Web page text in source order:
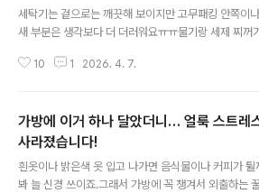
세탁기는 겉으로는 깨끗해 보이지만 고무패킹 안쪽이
새 부분은 생각보다 더 더러워요ㅠㅠ물기랑 세제 찌꺼
패킹 전용 청소젤을 써보게 됐어요. 직접 써보면서 느낀
당히 있어서 바르는 동안 흘러내림이 확실히 덜해요. 그
서 오염 부위에 오래 밀착되고, 청소 효과도 올라가는 느
이에요. 둘째는 손이 안 닿는 틈새까지 커버 가능하다는
예요. 세탁기 청소할 때 은근 짜증나는게 손이 안 들어가
10 1 2026. 4. 7.
가방에 이거 하나 달았더니… 얼룩 스트레
사라졌습니다!
흰옷이나 밝은색 옷 입고 나가면 음식물이나 커피가 튈
봐 늘 신경 쓰이죠.그래서 가방에 꼭 챙겨서 외출하는